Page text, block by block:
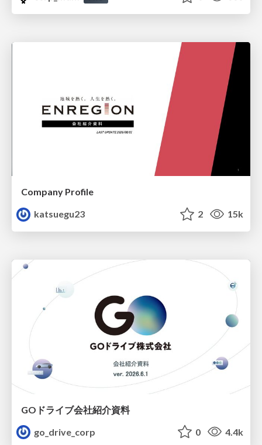
Company Profile
katsuegu23
2 15k
GOドライブ会社紹介資料
go_drive_corp
0 4.4k